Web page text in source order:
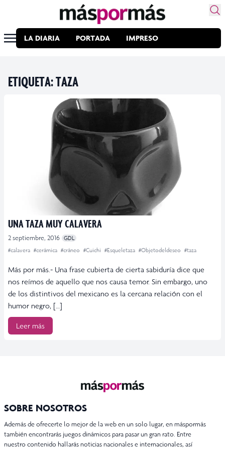
LA DIARIA PORTADA IMPRESO
ETIQUETA:TAZA
UNA TAZA MUY CALAVERA
2 septiembre, 2016 GDL
#calavera #cerámica #cráneo #Cuichi #Esqueletaza #Objetodeldeseo #taza
Más por más.- Una frase cubierta de cierta sabiduría dice que
nos reímos de aquello que nos causa temor. Sin embargo, uno
de los distintivos del mexicano es la cercana relación con el
humor negro, […]
Leer más
SOBRE NOSOTROS
Además de ofrecerte lo mejor de la web en un solo lugar, en máspormás
también encontrarás juegos dinámicos para pasar un gran rato. Entre
nuestro contenido hallarás noticias nacionales e internacionales, así